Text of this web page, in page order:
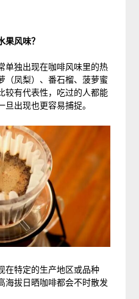
果风味？
单独出现在咖啡风味里的热
（凤梨）、番石榴、菠萝蜜
较有代表性，吃过的人都能
旦出现也更容易捕捉。
在特定的生产地区或品种
海拔日晒咖啡都会不时散发